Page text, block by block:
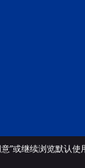
或继续浏览默认使